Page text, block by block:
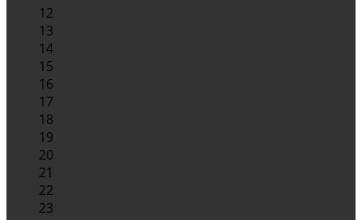
12
13
14
15
16
17
18
19
20
21
22
23